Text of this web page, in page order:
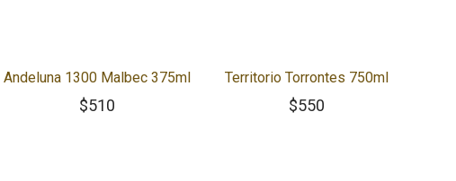
Andeluna 1300 Malbec 375ml
$510
Territorio Torrontes 750ml
$550